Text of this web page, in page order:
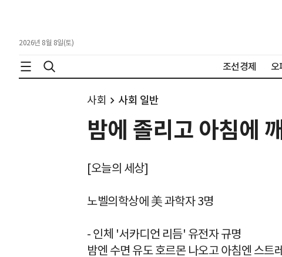
2026년 8월 8일(토)
조선경제 오
사회 사회 일반
밤에 졸리고 아침에
[오늘의 세상]
노벨의학상에 美 과학자 3명
- 인체 '서카디언 리듬' 유전자 규명
밤엔 수면 유도 호르몬 나오고 아침엔 스트